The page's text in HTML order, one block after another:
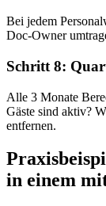
Bei jedem
Doc-Owner
Schritt 8:
Alle 3 Monate
Gäste sind aktiv?
entfernen.
in einem